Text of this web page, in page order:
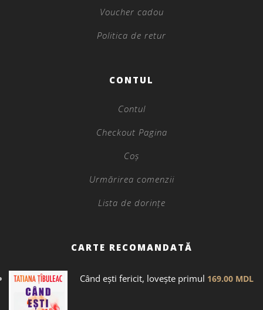
Voucher cadou
Politica de retur
CONTUL
Contul
Checkout Pagina
Coș
Urmărirea comenzii
Lista de dorințe
CARTE RECOMANDATĂ
Când ești fericit, lovește primul 169.00 MDL